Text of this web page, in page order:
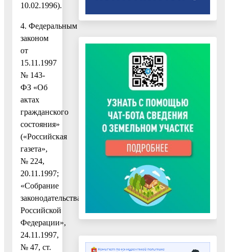
10.02.1996).
4. Федеральным
законом
от
15.11.1997
№ 143-
ФЗ «Об
актах
гражданского
состояния»
(«Российская
газета»,
№ 224,
20.11.1997;
«Собрание
законодательства
Российской
Федерации»,
24.11.1997,
№ 47, ст.